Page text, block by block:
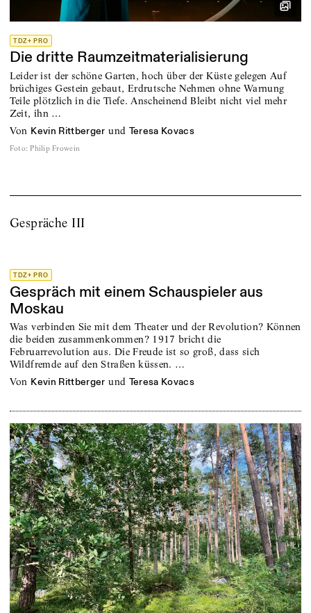
TDZ+ PRO
Die dritte Raumzeitmaterialisierung
Leider ist der schöne Garten, hoch über der Küste gelegen Auf
brüchiges Gestein gebaut, Erdrutsche Nehmen ohne Warnung
Teile plötzlich in die Tiefe. Anscheinend Bleibt nicht viel mehr
Zeit, ihn …
von Kevin Rittberger und Teresa Kovacs
Foto: Philip Frowein
Gespräche III
TDZ+ PRO
Gespräch mit einem Schauspieler aus
Moskau
Was verbinden Sie mit dem Theater und der Revolution? Können
die beiden zusammenkommen? 1917 bricht die
Februarrevolution aus. Die Freude ist so groß, dass sich
Wildfremde auf den Straßen küssen. …
von Kevin Rittberger und Teresa Kovacs